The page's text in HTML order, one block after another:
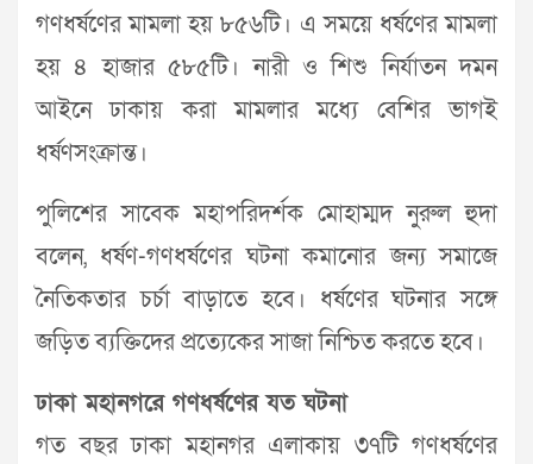
গণধর্ষণের মামলা হয় ৮৫৬টি। এ সময়ে ধর্ষণের মামলা
হয় ৪ হাজার ৫৮৫টি। নারী ও শিশু নির্যাতন দমন
আইনে ঢাকায় করা মামলার মধ্যে বেশির ভাগই
ধর্ষণসংক্রান্ত।
পুলিশের সাবেক মহাপরিদর্শক মোহাম্মদ নুরুল হুদা
বলেন, ধর্ষণ-গণধর্ষণের ঘটনা কমানোর জন্য সমাজে
নৈতিকতার চর্চা বাড়াতে হবে। ধর্ষণের ঘটনার সঙ্গে
জড়িত ব্যক্তিদের প্রত্যেকের সাজা নিশ্চিত করতে হবে।
ঢাকা মহানগরে গণধর্ষণের যত ঘটনা
গত বছর ঢাকা মহানগর এলাকায় ৩৭টি গণধর্ষণের